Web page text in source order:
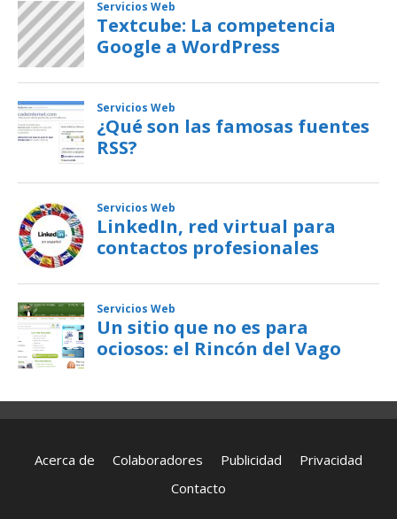
Acerca de Colaboradores Publicidad
Privacidad
Contacto